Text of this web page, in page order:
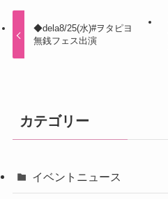
◆dela8/25(水)#ヲタピヨ
無銭フェス出演
カテゴリー
イベントニュース